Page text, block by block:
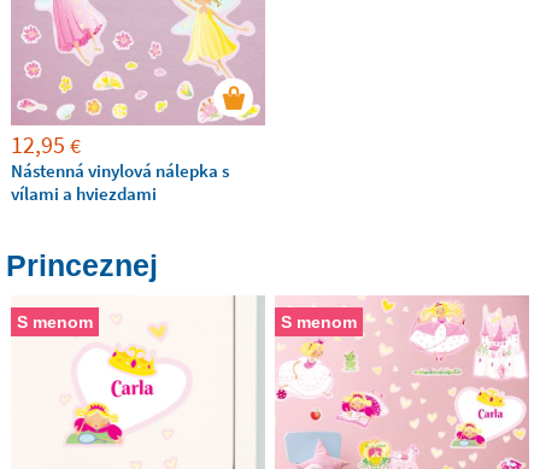
12,95 €
Nástenná vinylová nálepka s
vílami a hviezdami
Princeznej
S menom S menom